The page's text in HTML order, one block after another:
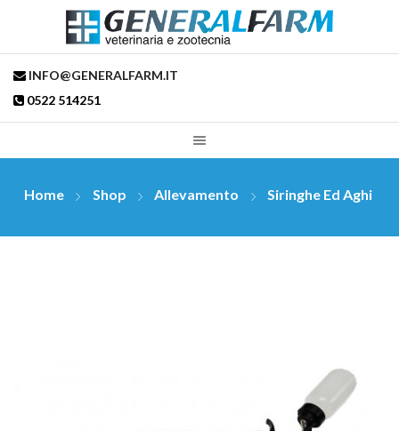
INFO@GENERALFARM.IT
0522 514251
Home Shop Allevamento Siringhe Ed Aghi